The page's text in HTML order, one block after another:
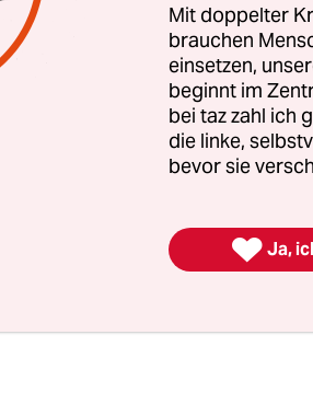
P10 am Sonntag bekannt
auf eine gesunde Umwelt
haben, Institutionen
der Regeln wachen sollen.
Mit doppelter
brauchen
einsetzen,
beginnt im
bei taz zahl ich
die linke,
bevor sie
 Ja,